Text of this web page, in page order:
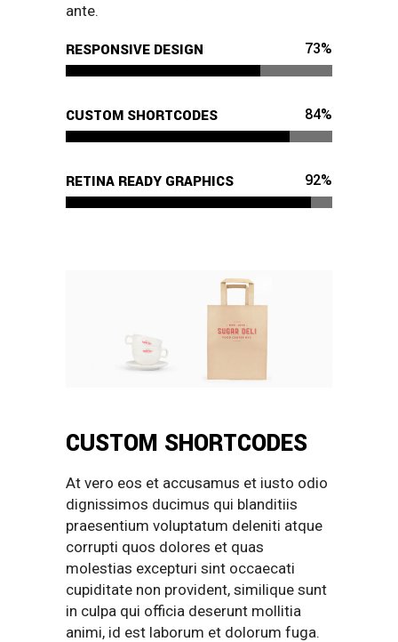
ante.
RESPONSIVE DESIGN 73%
CUSTOM SHORTCODES 84%
RETINA READY GRAPHICS 92%
CUSTOM SHORTCODES
At vero eos et accusamus et iusto odio
dignissimos ducimus qui blanditiis
praesentium voluptatum deleniti atque
corrupti quos dolores et quas
molestias excepturi sint occaecati
cupiditate non provident, similique sunt
in culpa qui officia deserunt mollitia
animi, id est laborum et dolorum fuga.